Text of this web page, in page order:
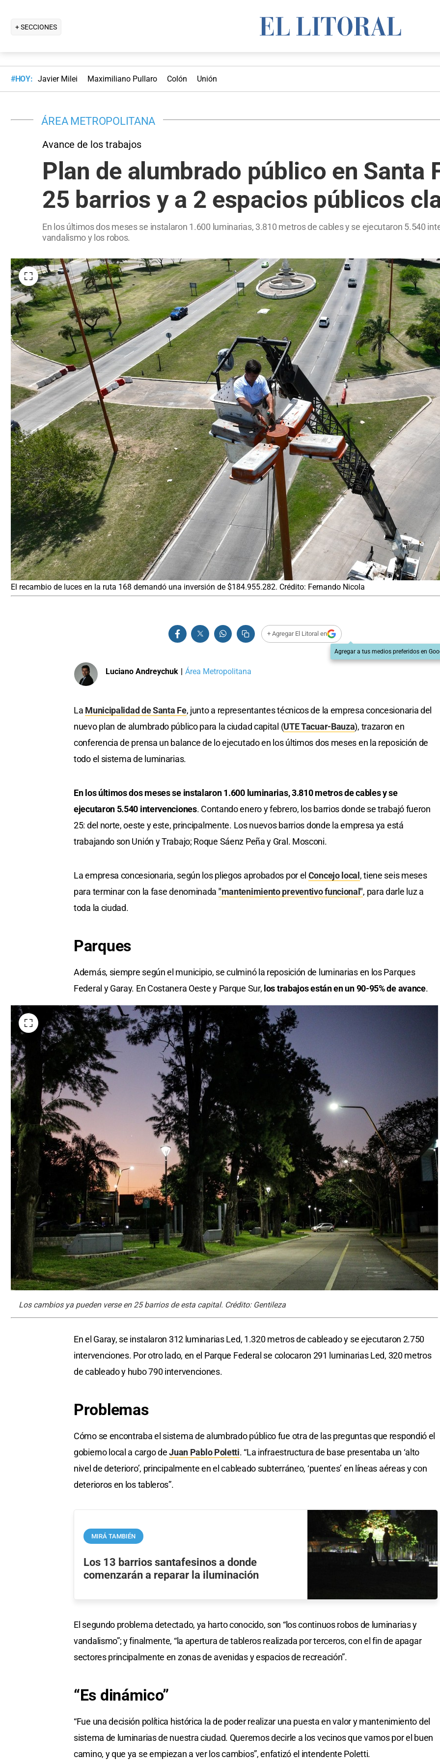
+ SECCIONES
#HOY: Javier Milei Maximiliano Pullaro Colón Unión
ÁREA METROPOLITANA
Avance de los trabajos
Plan de alumbrado público en Santa
25 barrios y a 2 espacios públicos
En los últimos dos meses se instalaron 1.600 luminarias, 3.810 metros de cables y se ejecutaron 5.540
vandalismo y los robos.
El recambio de luces en la ruta 168 demandó una inversión de $184.955.282. Crédito: Fernando Nicola
+ Agregar El Litoral en
Agregar a tus medios preferidos en
Luciano Andreychuk | Área Metropolitana
La Municipalidad de Santa Fe, junto a representantes técnicos de la empresa concesionaria del
nuevo plan de alumbrado público para la ciudad capital (UTE Tacuar-Bauza), trazaron en
conferencia de prensa un balance de lo ejecutado en los últimos dos meses en la reposición de
todo el sistema de luminarias.
En los últimos dos meses se instalaron 1.600 luminarias, 3.810 metros de cables y se
ejecutaron 5.540 intervenciones. Contando enero y febrero, los barrios donde se trabajó fueron
25: del norte, oeste y este, principalmente. Los nuevos barrios donde la empresa ya está
trabajando son Unión y Trabajo; Roque Sáenz Peña y Gral. Mosconi.
La empresa concesionaria, según los pliegos aprobados por el Concejo local , tiene seis meses
para terminar con la fase denominada "mantenimiento preventivo funcional", para darle luz a
toda la ciudad.
Parques
Además, siempre según el municipio, se culminó la reposición de luminarias en los Parques
Federal y Garay. En Costanera Oeste y Parque Sur, los trabajos están en un 90-95% de avance.
Los cambios ya pueden verse en 25 barrios de esta capital. Crédito: Gentileza
En el Garay, se instalaron 312 luminarias Led, 1.320 metros de cableado y se ejecutaron 2.750
intervenciones. Por otro lado, en el Parque Federal se colocaron 291 luminarias Led, 320 metros
de cableado y hubo 790 intervenciones.
Problemas
Cómo se encontraba el sistema de alumbrado público fue otra de las preguntas que respondió el
gobierno local a cargo deJuan Pablo Poletti. “La infraestructura de base presentaba un ‘alto
nivel de deterioro’, principalmente en el cableado subterráneo, ‘puentes’ en líneas aéreas y con
deterioros en los tableros”.
MIRÁ TAMBIÉN
Los 13 barrios santafesinos a donde
comenzarán a reparar la iluminación
El segundo problema detectado, ya harto conocido, son “los continuos robos de luminarias y
vandalismo”; y finalmente, “la apertura de tableros realizada por terceros, con el fin de apagar
sectores principalmente en zonas de avenidas y espacios de recreación”.
“Es dinámico”
“Fue una decisión política histórica la de poder realizar una puesta en valor y mantenimiento del
sistema de luminarias de nuestra ciudad. Queremos decirle a los vecinos que vamos por el buen
camino, y que ya se empiezan a ver los cambios”, enfatizó el intendente Poletti.